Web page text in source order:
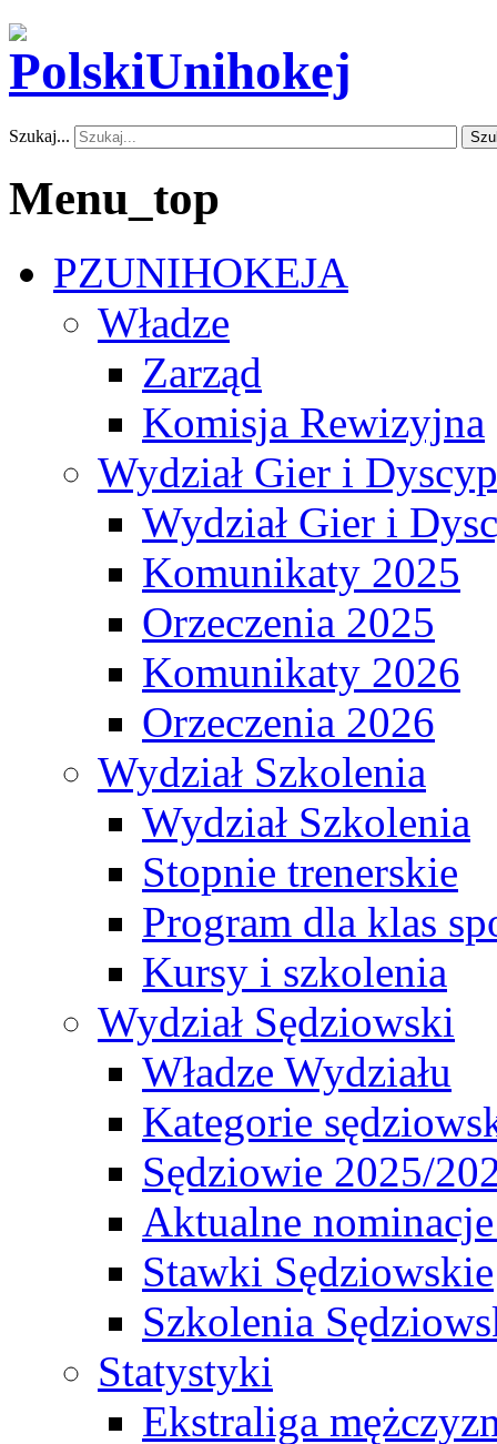
Szukaj...
Menu_top
PZUNIHOKEJA
Władze
Zarząd
Komisja Rewizyjna
Wydział Gier i
Wydział Gier i
Komunikaty 2025
Orzeczenia 2025
Komunikaty 2026
Orzeczenia 2026
Wydział Szkolenia
Wydział Szkolenia
Stopnie trenerskie
Program dla klas
Kursy i szkolenia
Wydział Sędziowski
Władze Wydziału
Kategorie
Sędziowie 2025/
Aktualne
Stawki Sędziowskie
Szkolenia
Statystyki
Ekstraliga